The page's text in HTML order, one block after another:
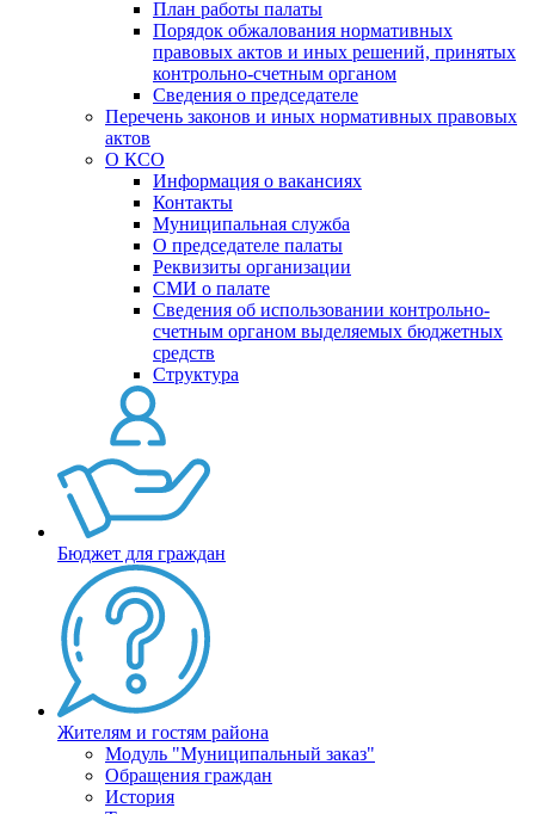
План работы палаты
Порядок обжалования нормативных
правовых актов и иных решений, принятых
контрольно-счетным органом
Сведения о председателе
Перечень законов и иных нормативных правовых
актов
О КСО
Информация о вакансиях
Контакты
Муниципальная служба
О председателе палаты
Реквизиты организации
СМИ о палате
Сведения об использовании контрольно-
счетным органом выделяемых бюджетных
средств
Структура
Бюджет для граждан
Жителям и гостям района
Модуль "Муниципальный заказ"
Обращения граждан
История